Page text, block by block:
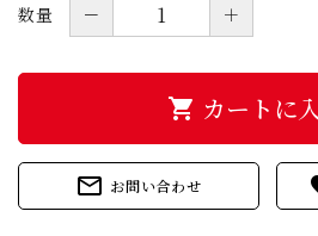
数量 － ＋
shopping_cart カートに
mail_outline お問い合わせ